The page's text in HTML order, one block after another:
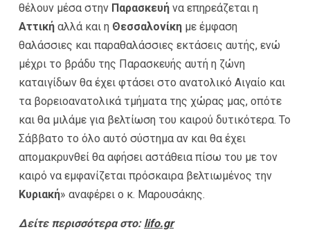
θέλουν μέσα στην Παρασκευή να επηρεάζεται η
Αττική αλλά και η Θεσσαλονίκη με έμφαση
θαλάσσιες και παραθαλάσσιες εκτάσεις αυτής, ενώ
μέχρι το βράδυ της Παρασκευής αυτή η ζώνη
καταιγίδων θα έχει φτάσει στο ανατολικό Αιγαίο και
τα βορειοανατολικά τμήματα της χώρας μας, οπότε
και θα μιλάμε για βελτίωση του καιρού δυτικότερα. Το
Σάββατο το όλο αυτό σύστημα αν και θα έχει
απομακρυνθεί θα αφήσει αστάθεια πίσω του με τον
καιρό να εμφανίζεται πρόσκαιρα βελτιωμένος την
Κυριακή» αναφέρει ο κ. Μαρουσάκης.
Δείτε περισσότερα στο: lifo.gr